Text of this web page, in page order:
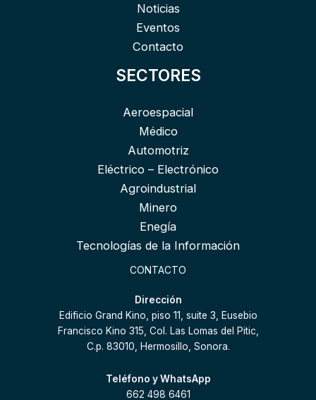
Noticias
Eventos
Contacto
SECTORES
Aeroespacial
Médico
Automotriz
Eléctrico – Electrónico
Agroindustrial
Minero
Enegía
Tecnologías de la Información
CONTACTO
Dirección
Edificio Grand Kino, piso 11, suite 3, Eusebio
Francisco Kino 315, Col. Las Lomas del Pitic,
C.p. 83010, Hermosillo, Sonora.
Teléfono y WhatsApp
662 498 6461